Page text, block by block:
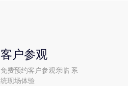
客户参观
免费预约客户参观亲临 系
统现场体验